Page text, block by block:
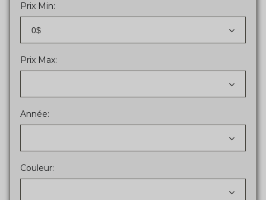
Prix Min:
0$
Prix Max:
Année:
Couleur: